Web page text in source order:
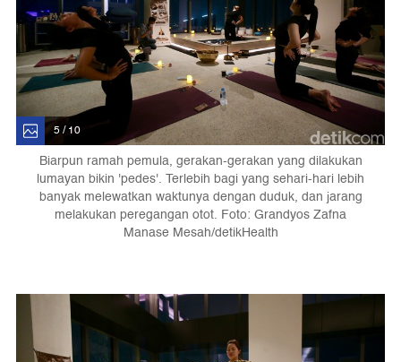
5 / 10
Biarpun ramah pemula, gerakan-gerakan yang dilakukan
lumayan bikin 'pedes'. Terlebih bagi yang sehari-hari lebih
banyak melewatkan waktunya dengan duduk, dan jarang
melakukan peregangan otot. Foto: Grandyos Zafna
Manase Mesah/detikHealth